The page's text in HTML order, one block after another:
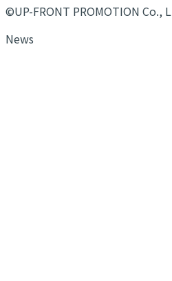
©UP-FRONT PROMOTION Co.,
News